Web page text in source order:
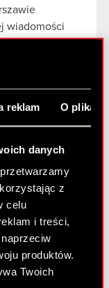
reklam O
danych
przetwarzamy
z
celu
i treści,
produktów.
Twoich
wiadomości
Podstawa
– nabycie
spółki